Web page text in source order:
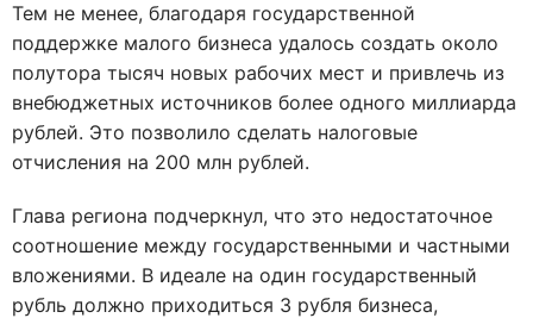
Тем не менее, благодаря государственной
поддержке малого бизнеса удалось создать около
полутора тысяч новых рабочих мест и привлечь из
внебюджетных источников более одного миллиарда
рублей. Это позволило сделать налоговые
отчисления на 200 млн рублей.
Глава региона подчеркнул, что это недостаточное
соотношение между государственными и частными
вложениями. В идеале на один государственный
рубль должно приходиться 3 рубля бизнеса,